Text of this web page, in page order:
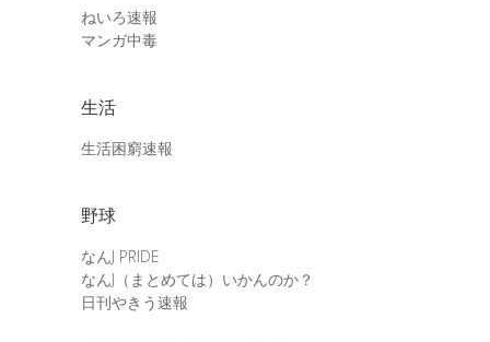
ねいろ速報
マンガ中毒
生活
生活困窮速報
野球
なんJ PRIDE
なんJ（まとめては）いかんのか？
日刊やきう速報